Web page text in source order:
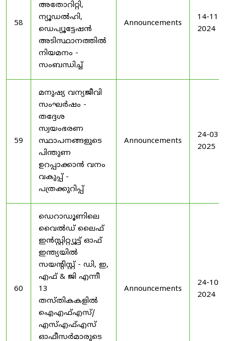
58
അതോറിറ്റി,
ന്യൂഡൽഹി,
ഡെപ്യൂട്ടേഷൻ
അടിസ്ഥാനത്തിൽ
നിയമനം -
സംബന്ധിച്ച്
Announcements
14-11-
2024
59
മനുഷ്യ വന്യജീവി
സംഘർഷം -
തദ്ദേശ
സ്വയംഭരണ
സ്ഥാപനങ്ങളുടെ
പിന്തുണ
ഉറപ്പാക്കാൻ വനം
വകുപ്പ് -
പത്രക്കുറിപ്പ്
Announcements
24-03-
2025
60
ഡെറാഡൂണിലെ
വൈൽഡ് ലൈഫ്
ഇൻസ്റ്റിറ്റ്യൂട്ട് ഓഫ്
ഇന്ത്യയിൽ
സയൻ്റിസ്റ്റ് - ഡി, ഇ,
എഫ് & ജി എന്നീ
13
തസ്തികകളിൽ
ഐഎഫ്എസ്/
എസ്എഫ്എസ്
ഓഫീസർമാരുടെ
Announcements
24-10-
2024